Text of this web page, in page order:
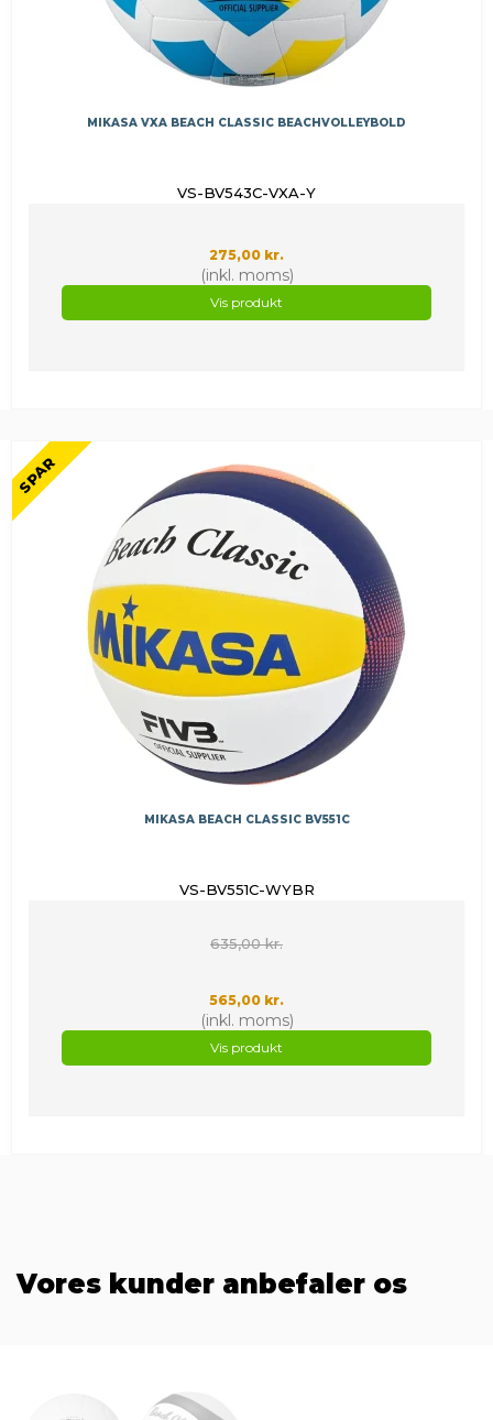
MIKASA VXA BEACH CLASSIC BEACHVOLLEYBOLD
VS-BV543C-VXA-Y
275,00 kr.
(inkl. moms)
Vis produkt
SPAR
MIKASA BEACH CLASSIC BV551C
VS-BV551C-WYBR
635,00 kr.
565,00 kr.
(inkl. moms)
Vis produkt
Vores kunder anbefaler os